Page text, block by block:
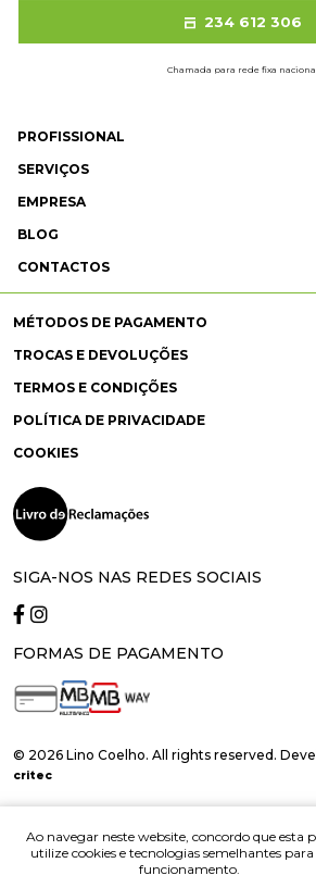
Ao navegar neste website, concordo que esta
utilize cookies e tecnologias semelhantes para
funcionamento.
PROFISSIONAL
SERVIÇOS
EMPRESA
BLOG
CONTACTOS
MÉTODOS DE PAGAMENTO
TROCAS E DEVOLUÇÕES
TERMOS E CONDIÇÕES
POLÍTICA DE PRIVACIDADE
COOKIES
SIGA-NOS NAS REDES SOCIAIS
FORMAS DE PAGAMENTO
234 612 306
Chamada para rede fixa
© 2026 Lino Coelho. All rights reserved.
critec